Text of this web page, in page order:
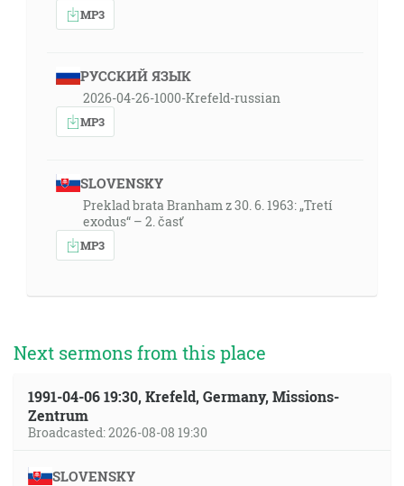
MP3
РУССКИЙ ЯЗЫК
2026-04-26-1000-Krefeld-russian
MP3
SLOVENSKY
Preklad brata Branham z 30. 6. 1963: „Tretí
exodus“ – 2. časť
MP3
Next sermons from this place
1991-04-06 19:30, Krefeld, Germany, Missions-
Zentrum
Broadcasted: 2026-08-08 19:30
SLOVENSKY